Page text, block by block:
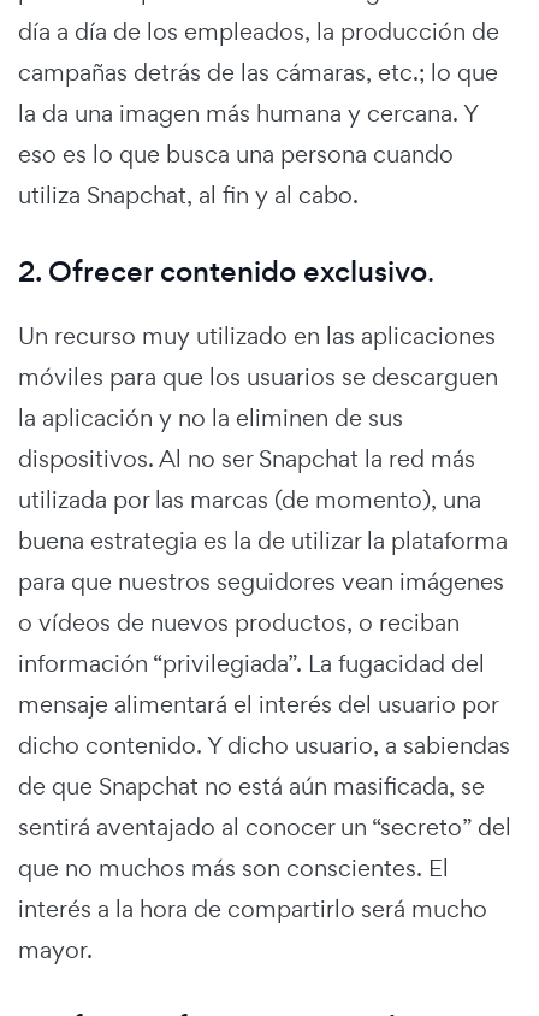
día a día de los empleados, la producción de
campañas detrás de las cámaras, etc.; lo que
la da una imagen más humana y cercana. Y
eso es lo que busca una persona cuando
utiliza Snapchat, al fin y al cabo.
2. Ofrecer contenido exclusivo.
Un recurso muy utilizado en las aplicaciones
móviles para que los usuarios se descarguen
la aplicación y no la eliminen de sus
dispositivos. Al no ser Snapchat la red más
utilizada por las marcas (de momento), una
buena estrategia es la de utilizar la plataforma
para que nuestros seguidores vean imágenes
o vídeos de nuevos productos, o reciban
información “privilegiada”. La fugacidad del
mensaje alimentará el interés del usuario por
dicho contenido. Y dicho usuario, a sabiendas
de que Snapchat no está aún masificada, se
sentirá aventajado al conocer un “secreto” del
que no muchos más son conscientes. El
interés a la hora de compartirlo será mucho
mayor.